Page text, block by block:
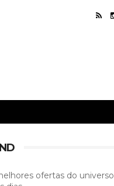
ofertas do universo